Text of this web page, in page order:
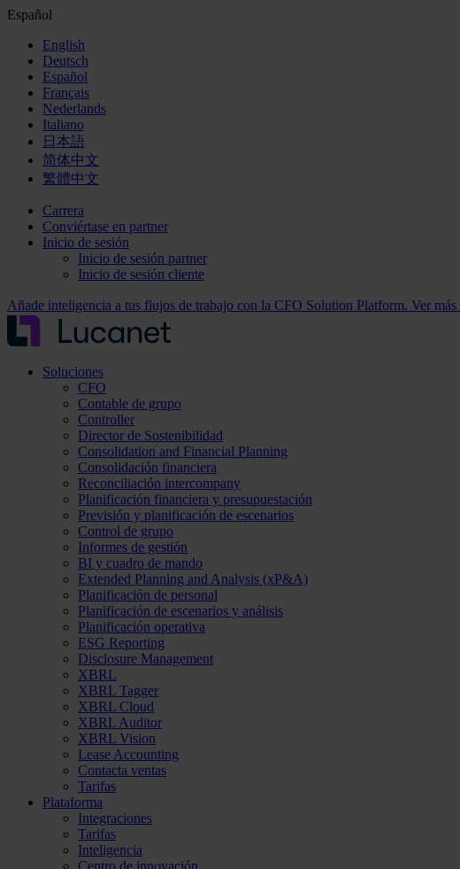
Español
English
Deutsch
Español
Français
Nederlands
Italiano
日本語
简体中文
繁體中文
Carrera
Conviértase en partner
Inicio de sesión
Inicio de sesión partner
Inicio de sesión cliente
Añade inteligencia a tus flujos de trabajo con la CFO Solution Platform. Ver más
Soluciones
CFO
Contable de grupo
Controller
Director de Sostenibilidad
Consolidation and Financial Planning
Consolidación financiera
Reconciliación intercompany
Planificación financiera y presupuestación
Previsión y planificación de escenarios
Control de grupo
Informes de gestión
BI y cuadro de mando
Extended Planning and Analysis (xP&A)
Planificación de personal
Planificación de escenarios y análisis
Planificación operativa
ESG Reporting
Disclosure Management
XBRL
XBRL Tagger
XBRL Cloud
XBRL Auditor
XBRL Vision
Lease Accounting
Contacta ventas
Tarifas
Plataforma
Integraciones
Tarifas
Inteligencia
Centro de innovación